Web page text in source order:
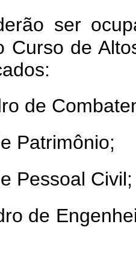
ser
Curso de
de
Patrimônio;
Pessoal Civil;
de